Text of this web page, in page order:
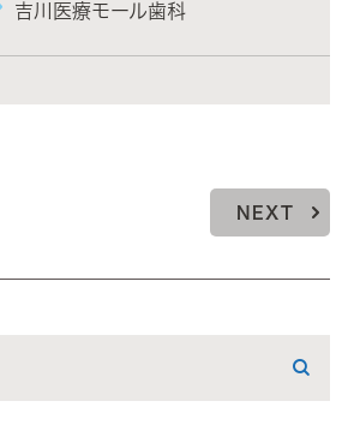
吉川医療モール歯科
NEXT